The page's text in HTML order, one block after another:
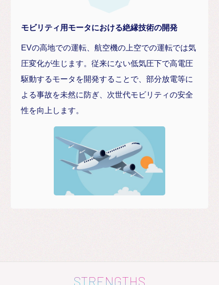
モビリティ用モータにおける絶縁技術の開発
EVの高地での運転、航空機の上空での運転では気
圧変化が生じます。従来にない低気圧下で高電圧
駆動するモータを開発することで、部分放電等に
よる事故を未然に防ぎ、次世代モビリティの安全
性を向上します。
STRENGTHS